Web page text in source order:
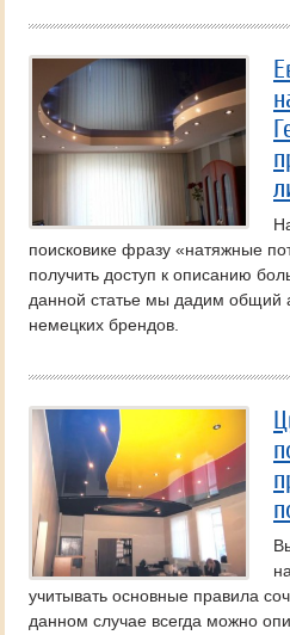
поисковике фразу «натяжные
получить доступ к описанию
данной статье мы дадим общий
немецких брендов.
учитывать основные правила
данном случае всегда можно